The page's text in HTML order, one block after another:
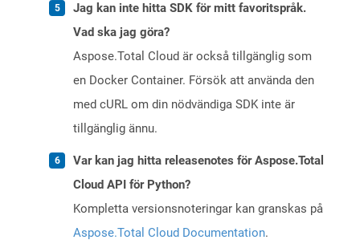
Jag kan inte hitta SDK för mitt favoritspråk.
Vad ska jag göra?
Aspose.Total Cloud är också tillgänglig som
en Docker Container. Försök att använda den
med cURL om din nödvändiga SDK inte är
tillgänglig ännu.
Var kan jag hitta releasenotes för Aspose.Total
Cloud API för Python?
Kompletta versionsnoteringar kan granskas på
Aspose.Total Cloud Documentation.